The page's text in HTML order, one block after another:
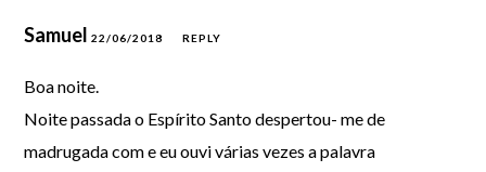
Samuel22/06/2018 REPLY
Boa noite.
Noite passada o Espírito Santo despertou- me de
madrugada com e eu ouvi várias vezes a palavra